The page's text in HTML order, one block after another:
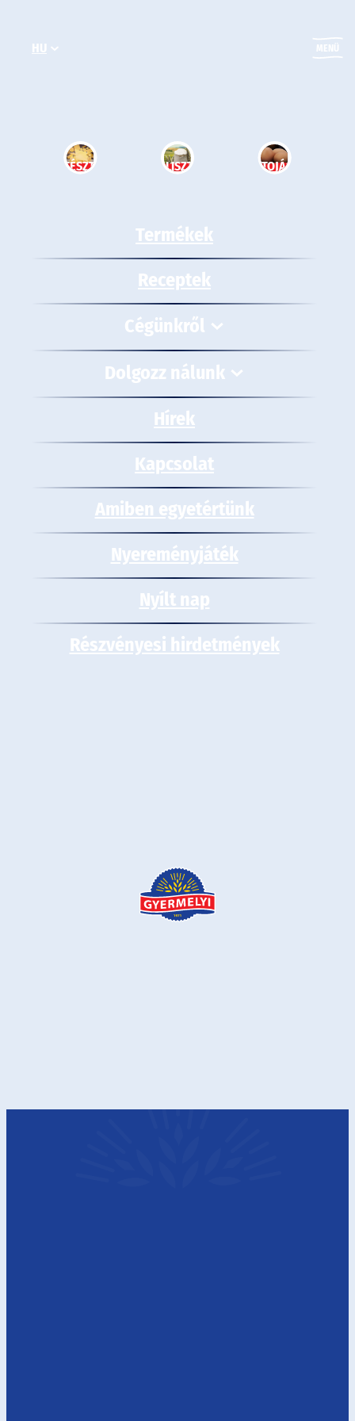
tartalomhoz
HU MENÜ
TÉSZTA LISZT TOJÁS
Termékek
Receptek
Cégünkről
Dolgozz nálunk
Hírek
Kapcsolat
Amiben egyetértünk
Nyereményjáték
Nyílt nap
Részvényesi hirdetmények